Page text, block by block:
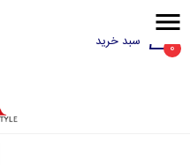
0 سبد خرید